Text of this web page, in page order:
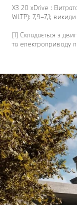
X3 20 xDrive :
WLTP): 7,9–7,1;
[1] Складається з
та електроприводу